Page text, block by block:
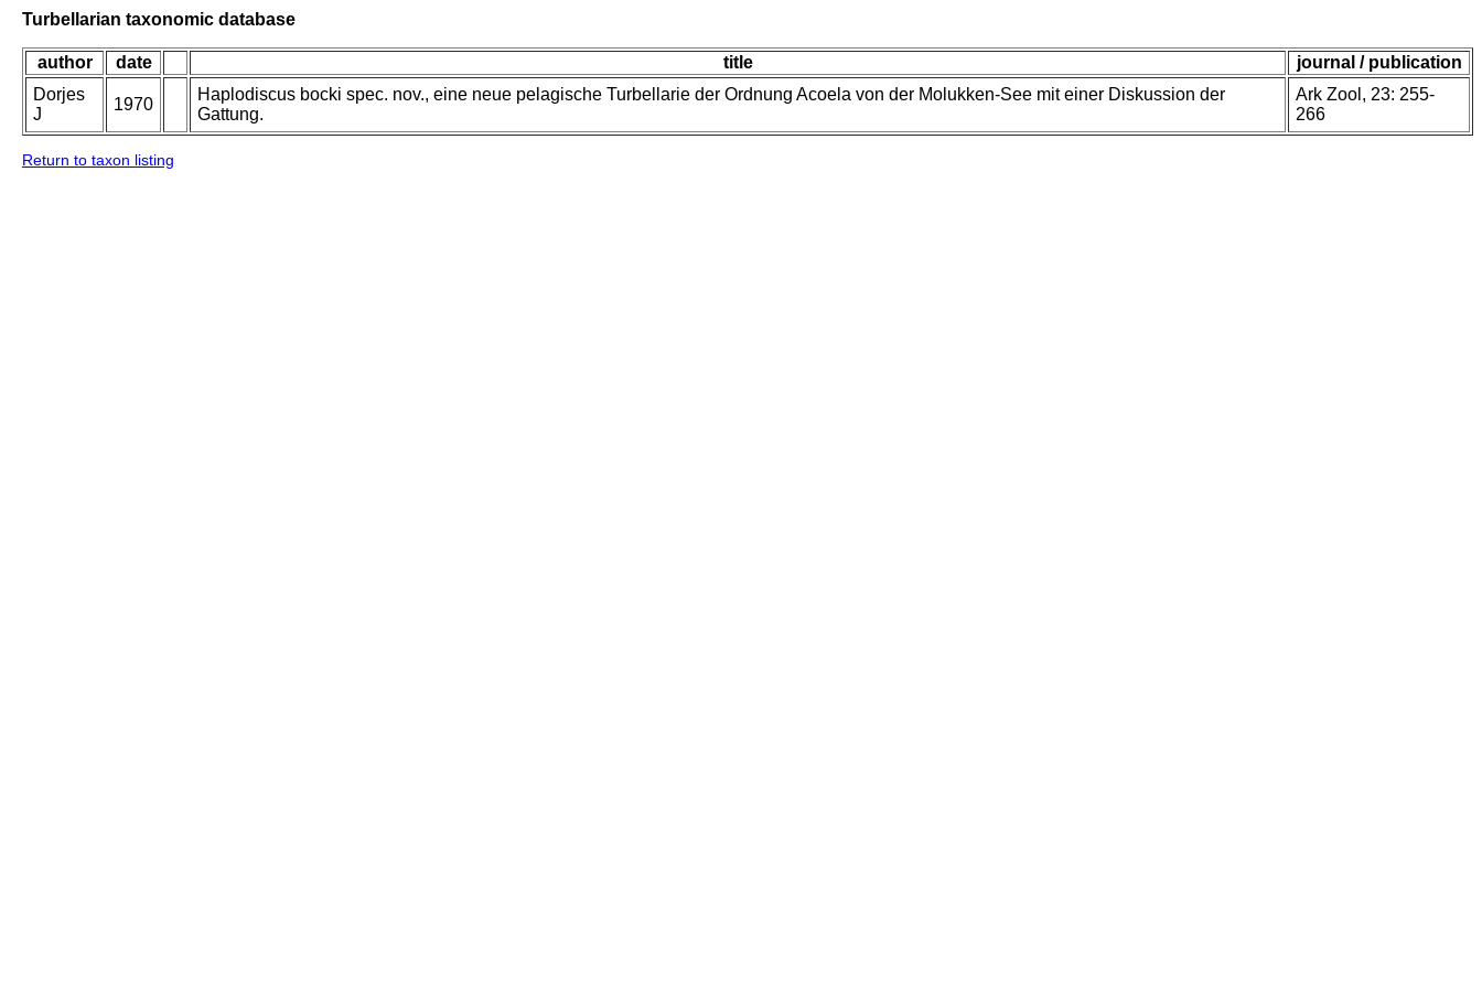
Turbellarian taxonomic database
author date title
journal / publication
Dorjes
J
1970
Haplodiscus bocki spec. nov., eine neue pelagische Turbellarie der Ordnung Acoela von der Molukken-See mit einer Diskussion der
Gattung.
Ark Zool, 23: 255-
266
Return to taxon listing